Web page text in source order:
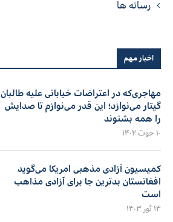
رسانه ها
اخبار مهم
مهاجری‌که در اعتراضات خیابانی علیه طالبان
گیتار می‌نوازد؛ این قدر می‌نوازم تا صدایش
را همه بشنوند
۱۰ حوت ۱۴۰۲
کمیسیون آزادی مذهبی امریکا می‌گوید
افغانستان بدترین جا برای آزادی مذاهب
است
۱۴ ثور ۱۴۰۳